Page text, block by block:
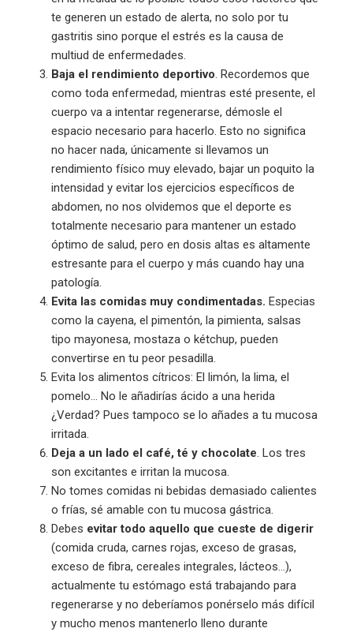
te generen un estado de alerta, no solo por tu
gastritis sino porque el estrés es la causa de
multiud de enfermedades.
Baja el rendimiento deportivo. Recordemos que
como toda enfermedad, mientras esté presente, el
cuerpo va a intentar regenerarse, démosle el
espacio necesario para hacerlo. Esto no significa
no hacer nada, únicamente si llevamos un
rendimiento físico muy elevado, bajar un poquito la
intensidad y evitar los ejercicios específicos de
abdomen, no nos olvidemos que el deporte es
totalmente necesario para mantener un estado
óptimo de salud, pero en dosis altas es altamente
estresante para el cuerpo y más cuando hay una
patología.
Evita las comidas muy condimentadas. Especias
como la cayena, el pimentón, la pimienta, salsas
tipo mayonesa, mostaza o kétchup, pueden
convertirse en tu peor pesadilla.
Evita los alimentos cítricos: El limón, la lima, el
pomelo… No le añadirías ácido a una herida
¿Verdad? Pues tampoco se lo añades a tu mucosa
irritada.
Deja a un lado el café, té y chocolate. Los tres
son excitantes e irritan la mucosa.
No tomes comidas ni bebidas demasiado calientes
o frías, sé amable con tu mucosa gástrica.
Debes evitar todo aquello que cueste de digerir
(comida cruda, carnes rojas, exceso de grasas,
exceso de fibra, cereales integrales, lácteos…),
actualmente tu estómago está trabajando para
regenerarse y no deberíamos ponérselo más difícil
y mucho menos mantenerlo lleno durante